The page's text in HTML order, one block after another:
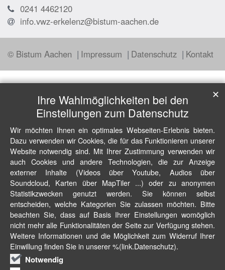
0241 4462120
info.vwz-erkelenz@bistum-aachen.de
© Bistum Aachen Impressum Datenschutz Kontakt
Ihre Wahlmöglichkeiten bei den
Einstellungen zum Datenschutz
Wir möchten Ihnen ein optimales Webseiten-Erlebnis bieten.
Dazu verwenden wir Cookies, die für das Funktionieren unserer
Website notwendig sind. Mit Ihrer Zustimmung verwenden wir
auch Cookies und andere Technologien, die zur Anzeige
externer Inhalte (Videos über Youtube, Audios über
Soundcloud, Karten über MapTiler ...) oder zu anonymen
Statistikzwecken genutzt werden. Sie können selbst
entscheiden, welche Kategorien Sie zulassen möchten. Bitte
beachten Sie, dass auf Basis Ihrer Einstellungen womöglich
nicht mehr alle Funktionalitäten der Seite zur Verfügung stehen.
Weitere Informationen und die Möglichkeit zum Widerruf Ihrer
Einwillung finden Sie in unserer %(link.Datenschutz).
Notwendig
✕